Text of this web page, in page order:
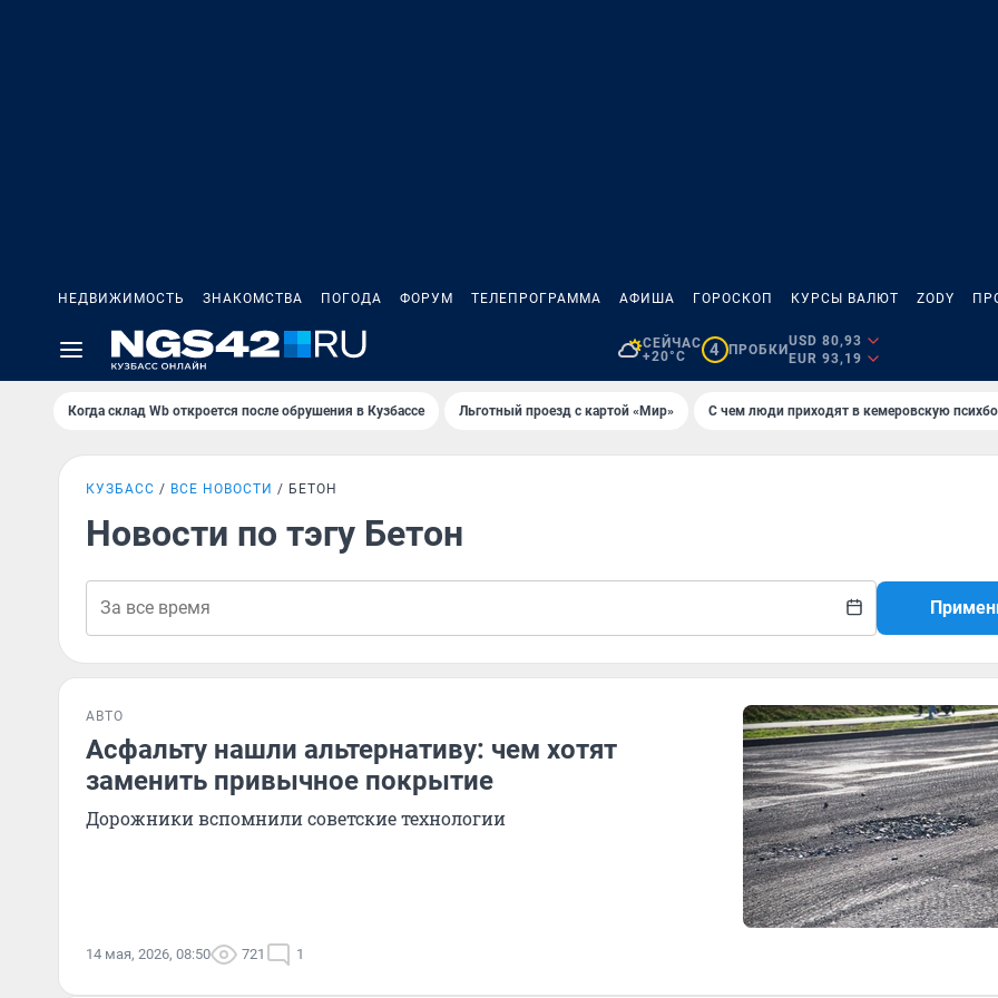
НЕДВИЖИМОСТЬ ЗНАКОМСТВА ПОГОДА ФОРУМ ТЕЛЕПРОГРАММА АФИША ГОРОСКОП КУРСЫ ВАЛЮТ ZODY
СЕЙЧАС
+20°C
4 ПРОБКИ
USD 80,93
EUR 93,19
Когда склад Wb откроется после обрушения в Кузбассе Льготный проезд с картой «Мир» С чем люди приходят в кемеровскую
КУЗБАСС ВСЕ НОВОСТИ БЕТОН
Новости по тэгу Бетон
АВТО
Асфальту нашли альтернативу: чем хотят
заменить привычное покрытие
Дорожники вспомнили советские технологии
14 мая, 2026, 08:50 721 1